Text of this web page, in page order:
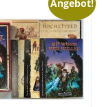
Angebot!